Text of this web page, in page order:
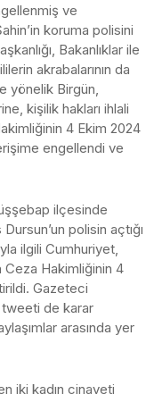
ve
koruma polisini
Bakanlıklar ile
akrabalarının da
yönelik Birgün,
kişilik hakları ihlali
4 Ekim 2024
engellendi ve
ilçesinde
polisin açtığı
ilgili Cumhuriyet,
Ceza Hakimliğinin 4
Gazeteci
tweeti de karar
arasında yer
iki kadın cinayeti